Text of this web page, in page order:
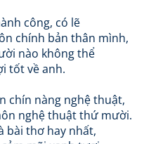
công, có lẽ
chính bản thân mình,
nào không thể
tốt về anh.
chín nàng nghệ thuật,
nghệ thuật thứ mười.
bài thơ hay nhất,